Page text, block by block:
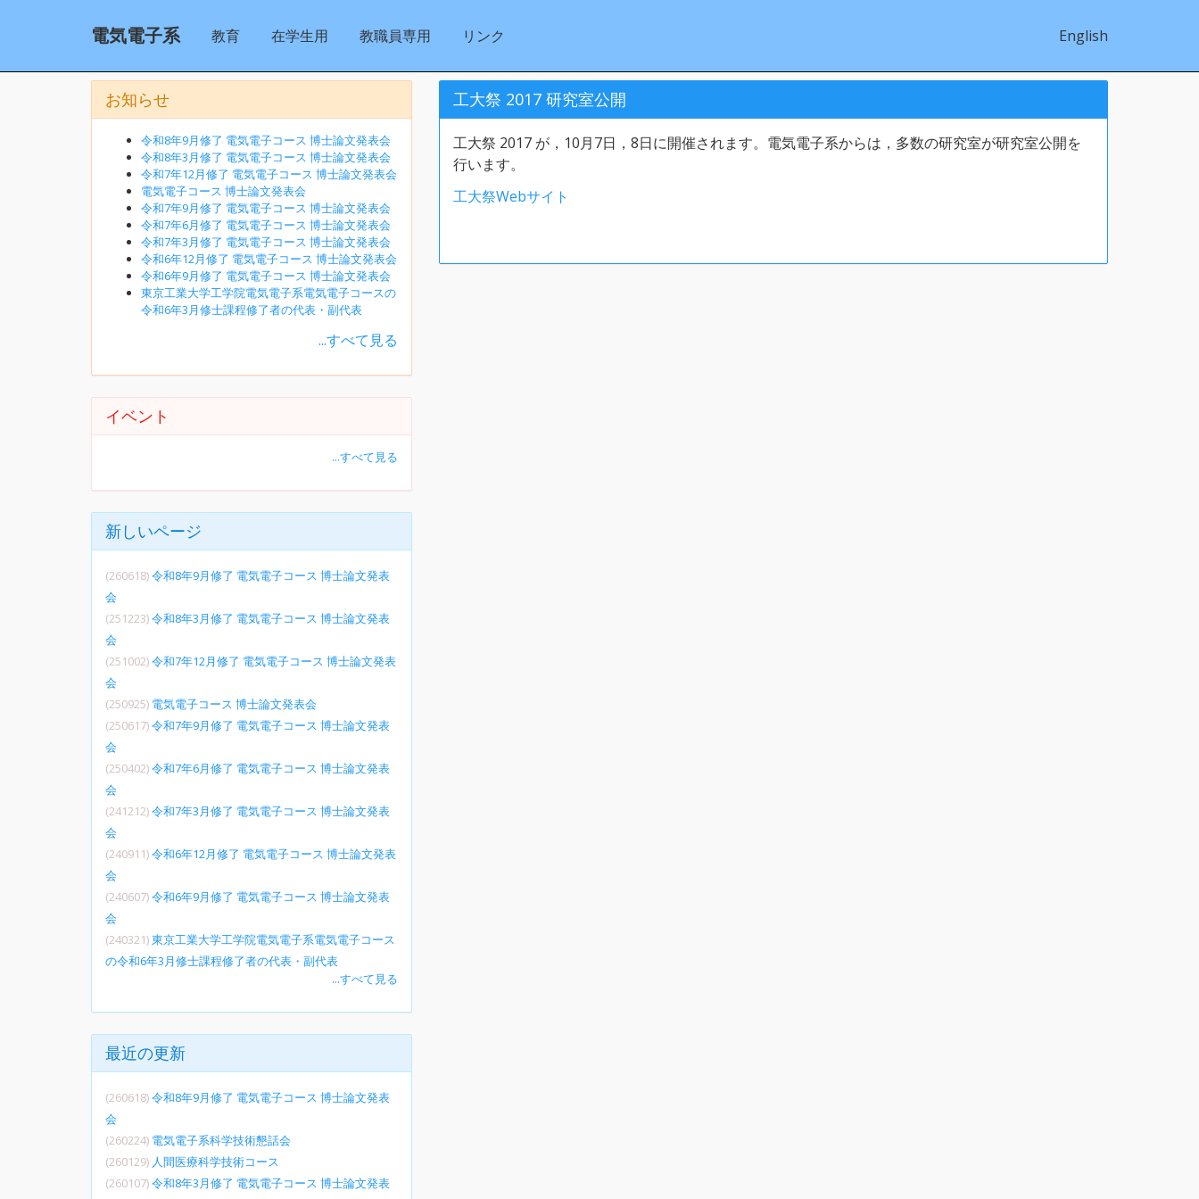
電気電子系 教育 在学生用 教職員専用 リンク English
工大祭 2017 研究室公開
工大祭 2017 が，10月7日，8日に開催されます。電気電子系からは，多数の研究室が研究室公開を
行います。
工大祭Webサイト
お知らせ
令和8年9月修了 電気電子コース 博士論文発表会
令和8年3月修了 電気電子コース 博士論文発表会
令和7年12月修了 電気電子コース 博士論文発表会
電気電子コース 博士論文発表会
令和7年9月修了 電気電子コース 博士論文発表会
令和7年6月修了 電気電子コース 博士論文発表会
令和7年3月修了 電気電子コース 博士論文発表会
令和6年12月修了 電気電子コース 博士論文発表会
令和6年9月修了 電気電子コース 博士論文発表会
東京工業大学工学院電気電子系電気電子コースの
令和6年3月修士課程修了者の代表・副代表
...すべて見る
イベント
...すべて見る
新しいページ
(260618)令和8年9月修了 電気電子コース 博士論文発表
会
(251223)令和8年3月修了 電気電子コース 博士論文発表
会
(251002)令和7年12月修了 電気電子コース 博士論文発表
会
(250925) 電気電子コース 博士論文発表会
(250617)令和7年9月修了 電気電子コース 博士論文発表
会
(250402)令和7年6月修了 電気電子コース 博士論文発表
会
(241212)令和7年3月修了 電気電子コース 博士論文発表
会
(240911)令和6年12月修了 電気電子コース 博士論文発表
会
(240607)令和6年9月修了 電気電子コース 博士論文発表
会
(240321)東京工業大学工学院電気電子系電気電子コース
の令和6年3月修士課程修了者の代表・副代表
...すべて見る
最近の更新
(260618)令和8年9月修了 電気電子コース 博士論文発表
会
(260224) 電気電子系科学技術懇話会
(260129) 人間医療科学技術コース
(260107)令和8年3月修了 電気電子コース 博士論文発表